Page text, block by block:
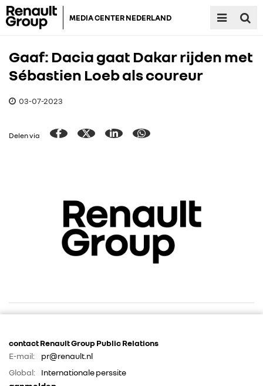
MEDIA CENTER NEDERLAND
RENAULT GROUP
Gaaf: Dacia gaat Dakar rijden met
Sébastien Loeb als coureur
03-07-2023
Delen via
contact Renault Group Public Relations
E-mail:
pr@renault.nl
Global:
Internationale perssite